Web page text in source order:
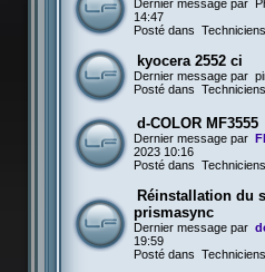
Dernier message par
14:47
Posté dans Techniciens
kyocera 2552 ci
Dernier message par
Posté dans Techniciens
d-COLOR MF3555
Dernier message par
2023 10:16
Posté dans Techniciens
Réinstallation du
prismasync
Dernier message par
19:59
Posté dans Techniciens